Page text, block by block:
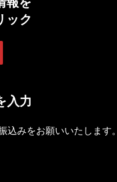
ック
入力
みをお願いいたします。